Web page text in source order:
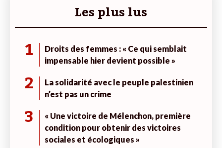
Les plus lus
1
Droits des femmes : « Ce qui semblait
impensable hier devient possible »
2
La solidarité avec le peuple palestinien
n’est pas un crime
3
« Une victoire de Mélenchon, première
condition pour obtenir des victoires
sociales et écologiques »